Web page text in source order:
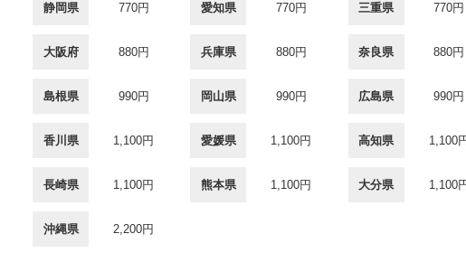
静岡県 770円 愛知県 770円 三重県 770円
大阪府 880円 兵庫県 880円 奈良県 880円
島根県 990円 岡山県 990円 広島県 990円
香川県 1,100円 愛媛県 1,100円 高知県 1,100
長崎県 1,100円 熊本県 1,100円 大分県 1,100
沖縄県 2,200円